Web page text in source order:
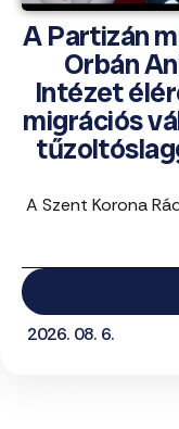
A Partizán
Orbán
Intézet
migrációs
A Szent Korona
2026. 08. 6.